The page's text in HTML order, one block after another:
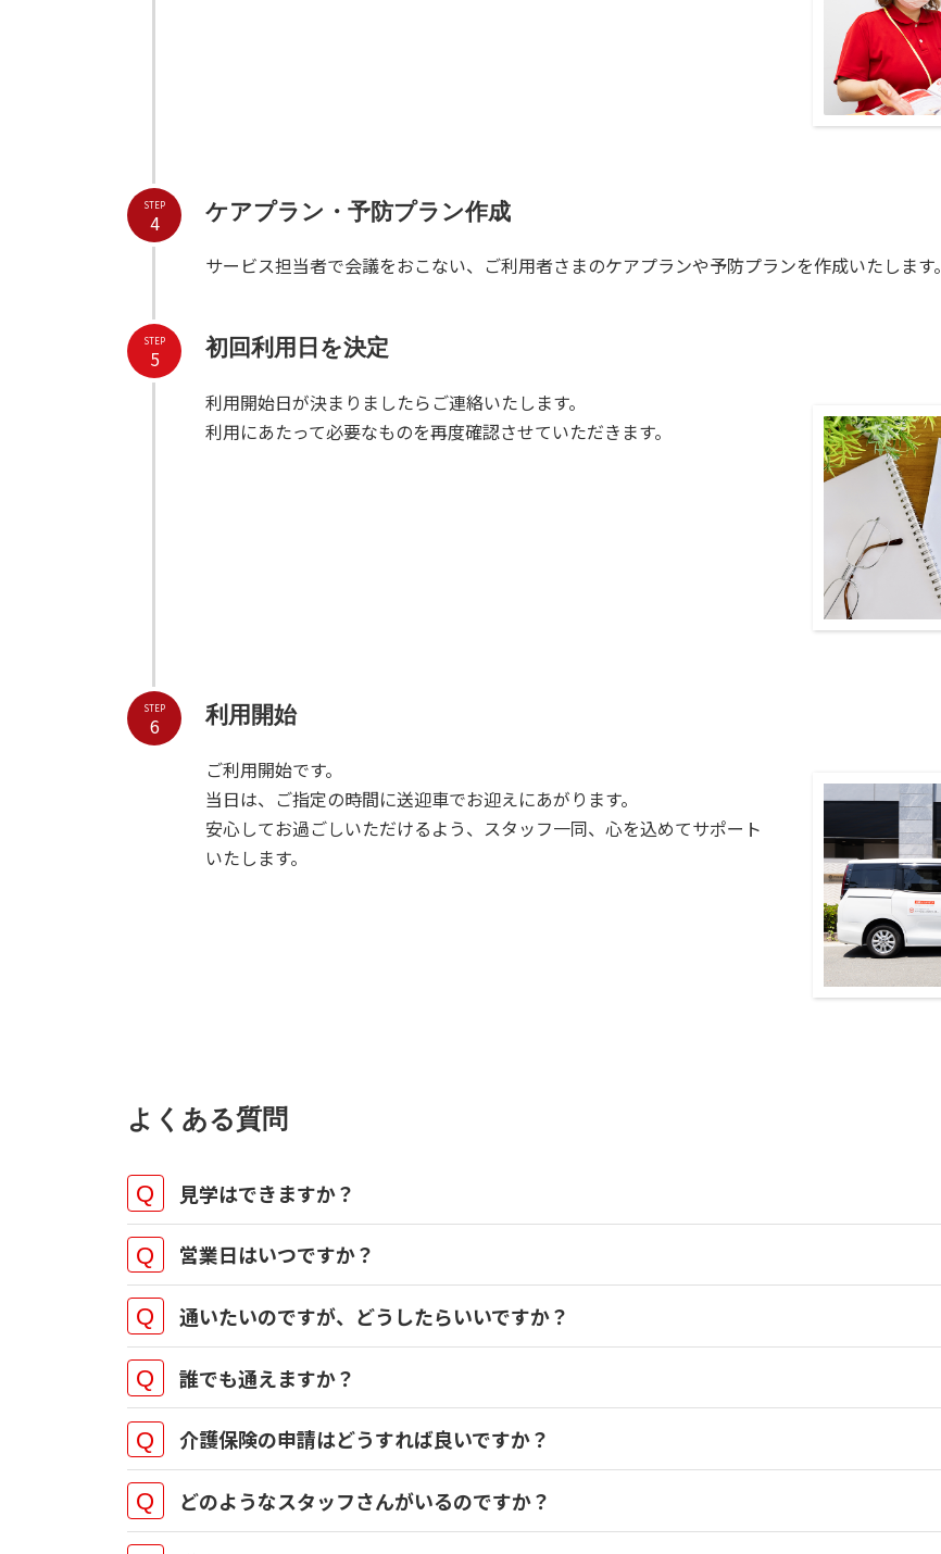
ケアプラン・予防プラン作成
サービス担当者で会議をおこない、ご利用者さまのケアプランや予防プランを作成いたします。
STEP
4
初回利用日を決定
利用開始日が決まりましたらご連絡いたします。
利用にあたって必要なものを再度確認させていただきます。
STEP
5
利用開始
ご利用開始です。
当日は、ご指定の時間に送迎車でお迎えにあがります。
安心してお過ごしいただけるよう、スタッフ一同、心を込めてサポート
いたします。
STEP
6
よくある質問
見学はできますか？
事業所一覧はこちら お問い合わせ
営業日はいつですか？
事業所一覧はこちら
通いたいのですが、どうしたらいいですか？
事業所一覧はこちら お問い合わせ
誰でも通えますか？
介護保険の申請はどうすれば良いですか？
どのようなスタッフさんがいるのですか？